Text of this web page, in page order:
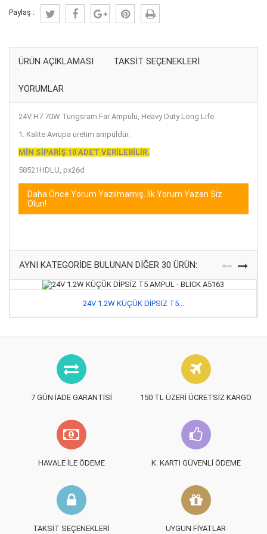
Paylaş :
ÜRÜN AÇIKLAMASI TAKSIT SEÇENEKLERI
YORUMLAR
24V H7 70W Tungsram Far Ampulü, Heavy Duty Long Life
1. Kalite Avrupa üretim ampüldür.
MİN SİPARİŞ 10 ADET VERİLEBİLİR.
58521HDLU, px26d
Daha Önce Yorum Yazılmamış. İlk Yorum Yazan Siz
Olun!
AYNI KATEGORIDE BULUNAN DIĞER 30 ÜRÜN:
24V 1.2W KÜÇÜK DİPSİZ T5...
7 GÜN İADE GARANTISI 150 TL ÜZERI ÜCRETSIZ KARGO
HAVALE İLE ÖDEME K. KARTI GÜVENLI ÖDEME
TAKSIT SEÇENEKLERI UYGUN FIYATLAR